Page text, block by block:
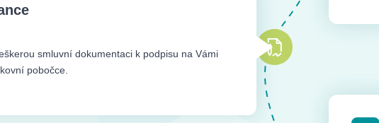
smluvní dokumentaci k podpisu na Vámi
pobočce.